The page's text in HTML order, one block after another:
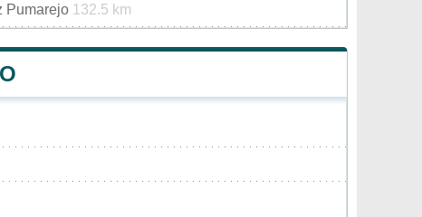
Pumarejo 132.5 km